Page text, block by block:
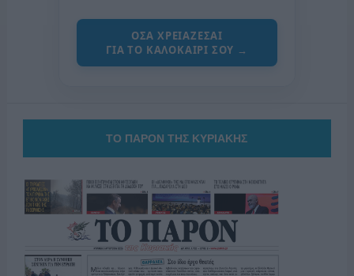
ΟΣΑ ΧΡΕΙΑΖΕΣΑΙ
ΓΙΑ ΤΟ ΚΑΛΟΚΑΙΡΙ ΣΟΥ →
ΤΟ ΠΑΡΟΝ ΤΗΣ ΚΥΡΙΑΚΗΣ